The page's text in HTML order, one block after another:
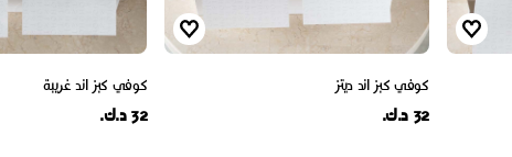
كوفي كبز اند ديتز
32 د.ك.
كوفي كبز اند غريبة
32 د.ك.